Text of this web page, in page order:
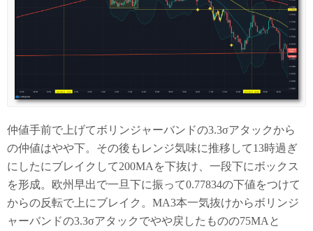
仲値手前で上げてボリンジャーバンドの3.3σアタックから
の仲値はやや下。その後もレンジ気味に推移して13時過ぎ
にしたにブレイクして200MAを下抜け、一段下にボックス
を形成。欧州早出で一旦下に振って0.77834の下値をつけて
からの反転で上にブレイク。MA3本一気抜けからボリンジ
ャーバンドの3.3σアタックでやや戻したものの75MAと